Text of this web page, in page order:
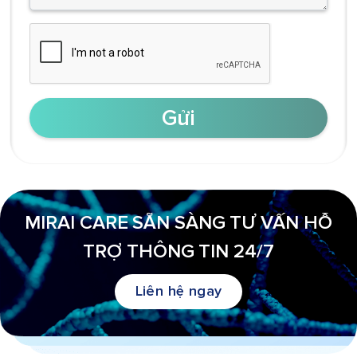
Gửi
MIRAI CARE SẴN SÀNG TƯ VẤN HỖ
TRỢ THÔNG TIN 24/7
Liên hệ ngay